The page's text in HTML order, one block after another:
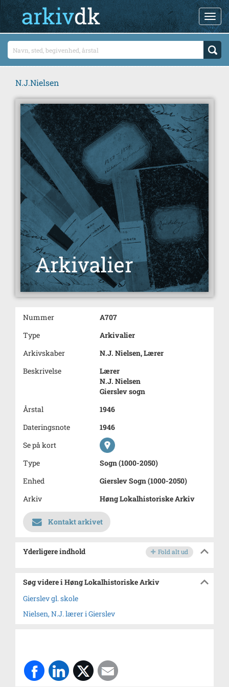
N.J.Nielsen
Nummer
A707
Type
Arkivalier
Arkivskaber
N.J. Nielsen, Lærer
Beskrivelse
Lærer
N.J. Nielsen
Gierslev sogn
Årstal
1946
Dateringsnote
1946
Se på kort
Type
Sogn (1000-2050)
Enhed
Gierslev Sogn (1000-2050)
Arkiv
Høng Lokalhistoriske Arkiv
Kontakt arkivet
Yderligere indhold Fold alt ud
Søg videre i Høng Lokalhistoriske Arkiv
Gierslev gl. skole
Nielsen, N.J. lærer i Gierslev